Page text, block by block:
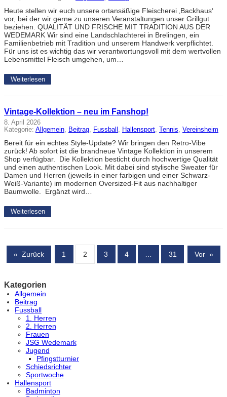
Heute stellen wir euch unsere ortansäßige Fleischerei ‚Backhaus‘
vor, bei der wir gerne zu unseren Veranstaltungen unser Grillgut
beziehen. QUALITÄT UND FRISCHE MIT TRADITION AUS DER
WEDEMARK Wir sind eine Landschlachterei in Brelingen, ein
Familienbetrieb mit Tradition und unserem Handwerk verpflichtet.
Für uns ist es wichtig das wir verantwortungsvoll mit dem wertvollen
Lebensmittel Fleisch umgehen, um…
Weiterlesen
Vintage-Kollektion – neu im Fanshop!
8. April 2026
Kategorie: Allgemein, Beitrag, Fussball , Hallensport, Tennis, Vereinsheim
Bereit für ein echtes Style-Update? Wir bringen den Retro-Vibe
zurück! Ab sofort ist die brandneue Vintage Kollektion in unserem
Shop verfügbar. Die Kollektion besticht durch hochwertige Qualität
und einen authentischen Look. Mit dabei sind stylische Sweater für
Damen und Herren (jeweils in einer farbigen und einer Schwarz-
Weiß-Variante) im modernen Oversized-Fit aus nachhaltiger
Baumwolle. Ergänzt wird…
Weiterlesen
« Zurück 1 2 3 4 … 31 Vor »
Kategorien
Allgemein
Beitrag
Fussball
1. Herren
2. Herren
Frauen
JSG Wedemark
Jugend
Pfingstturnier
Schiedsrichter
Sportwoche
Hallensport
Badminton